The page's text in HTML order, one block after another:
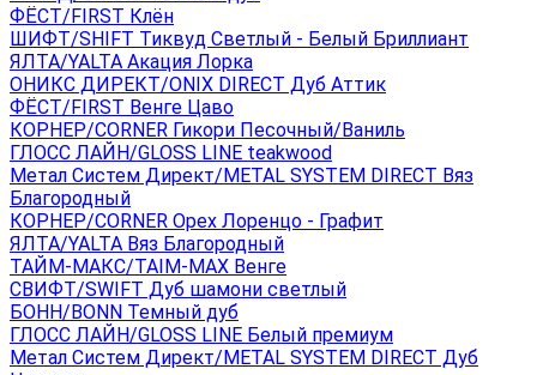
ФЁСТ/FIRST Клён
ШИФТ/SHIFT Тиквуд Светлый - Белый Бриллиант
ЯЛТА/YALTA Акация Лорка
ОНИКС ДИРЕКТ/ONIX DIRECT Дуб Аттик
ФЁСТ/FIRST Венге Цаво
КОРНЕР/CORNER Гикори Песочный/Ваниль
ГЛОСС ЛАЙН/GLOSS LINE teakwood
Метал Систем Директ/METAL SYSTEM DIRECT Вяз
Благородный
КОРНЕР/CORNER Орех Лоренцо - Графит
ЯЛТА/YALTA Вяз Благородный
ТАЙМ-МАКС/TAIM-MAX Венге
СВИФТ/SWIFT Дуб шамони светлый
БОНН/BONN Темный дуб
ГЛОСС ЛАЙН/GLOSS LINE Белый премиум
Метал Систем Директ/METAL SYSTEM DIRECT Дуб